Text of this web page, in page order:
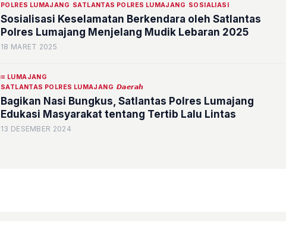
POLRES LUMAJANG SATLANTAS POLRES LUMAJANG SOSIALIASI
Sosialisasi Keselamatan Berkendara oleh Satlantas
Polres Lumajang Menjelang Mudik Lebaran 2025
18 MARET 2025
LUMAJANG
SATLANTAS POLRES LUMAJANG 𝘿𝙖𝙚𝙧𝙖𝙝
Bagikan Nasi Bungkus, Satlantas Polres Lumajang
Edukasi Masyarakat tentang Tertib Lalu Lintas
13 DESEMBER 2024